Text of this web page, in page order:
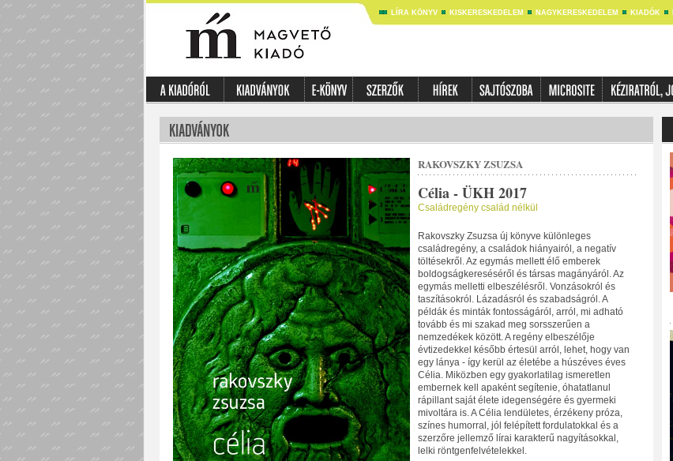
LÍRA KÖNYV KISKERESKEDELEM NAGYKERESKEDELEM KIADÓK
RAKOVSZKY ZSUZSA
Célia - ÜKH 2017
Családregény család nélkül
Rakovszky Zsuzsa új könyve különleges
családregény, a családok hiányairól, a negatív
töltésekről. Az egymás mellett élő emberek
boldogságkereséséről és társas magányáról. Az
egymás melletti elbeszélésről. Vonzásokról és
taszításokról. Lázadásról és szabadságról. A
példák és minták fontosságáról, arról, mi adható
tovább és mi szakad meg sorsszerűen a
nemzedékek között. A regény elbeszélője
évtizedekkel később értesül arról, lehet, hogy van
egy lánya - így kerül az életébe a húszéves éves
Célia. Miközben egy gyakorlatilag ismeretlen
embernek kell apaként segítenie, óhatatlanul
rápillant saját élete idegenségére és gyermeki
mivoltára is. A Célia lendületes, érzékeny próza,
színes humorral, jól felépített fordulatokkal és a
szerzőre jellemző lírai karakterű nagyításokkal,
lelki röntgenfelvételekkel.